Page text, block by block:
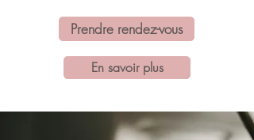
Prendre rendez-vous
En savoir plus